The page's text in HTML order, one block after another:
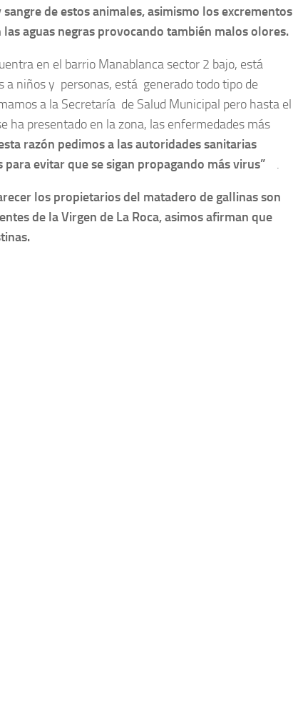
de estos animales, asimismo los excrementos
aguas negras provocando también malos olores.
en el barrio Manablanca sector 2 bajo, está
a niños y personas, está generado todo tipo de
a la Secretaría de Salud Municipal pero hasta el
ha presentado en la zona, las enfermedades más
razón pedimos a las autoridades sanitarias
evitar que se sigan propagando más virus” .
los propietarios del matadero de gallinas son
de la Virgen de La Roca, asimos afirman que